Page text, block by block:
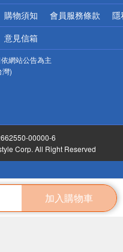
加入購物車
購物須知 會員服務條款 隱
意見信箱
網站公告為主
灣)
00000-6
Corp. All Right Reserved